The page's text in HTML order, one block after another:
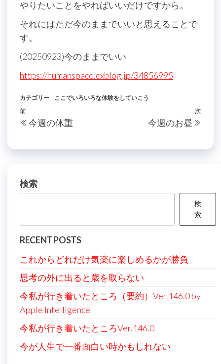
やりたいことをやればいいだけですから。
それにはただ今のままでいいと思えることで
す。
(20250923)今のままでいい
https://humanspace.exblog.jp/34856995
カテゴリー ここでいろいろな体験をしていこう
投
稿
ナ
ゲ
ー
ョ
ン
過
去
前
今週の体重
次
次
今週のお昼
検索
検
索
RECENT POSTS
これからどれだけ気楽に楽しめるかが勝負
思考の外に出ると歳を取らない
今私が行き着いたところ（要約）Ver.146.0 by
Apple Intelligence
今私が行き着いたところVer.146.0
今が人生で一番面白い時かもしれない